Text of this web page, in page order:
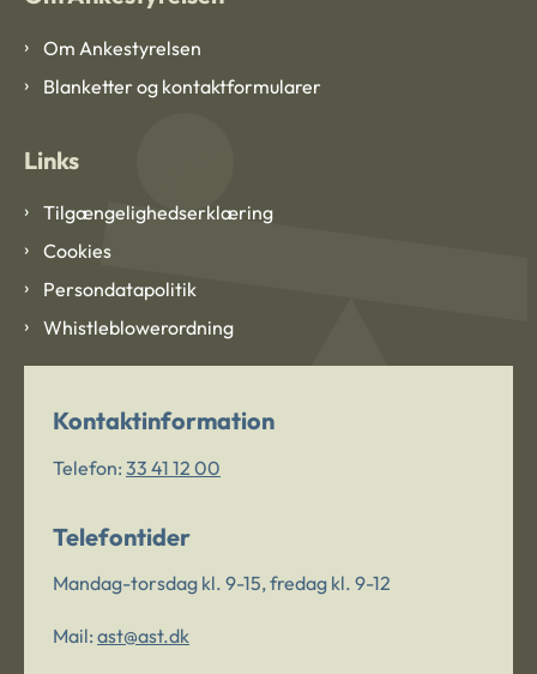
Om Ankestyrelsen
Blanketter og kontaktformularer
Links
Tilgængelighedserklæring
Cookies
Persondatapolitik
Whistleblowerordning
Kontaktinformation
Telefon: 33 41 12 00
Telefontider
Mandag-torsdag kl. 9-15, fredag kl. 9-12
Mail: ast@ast.dk